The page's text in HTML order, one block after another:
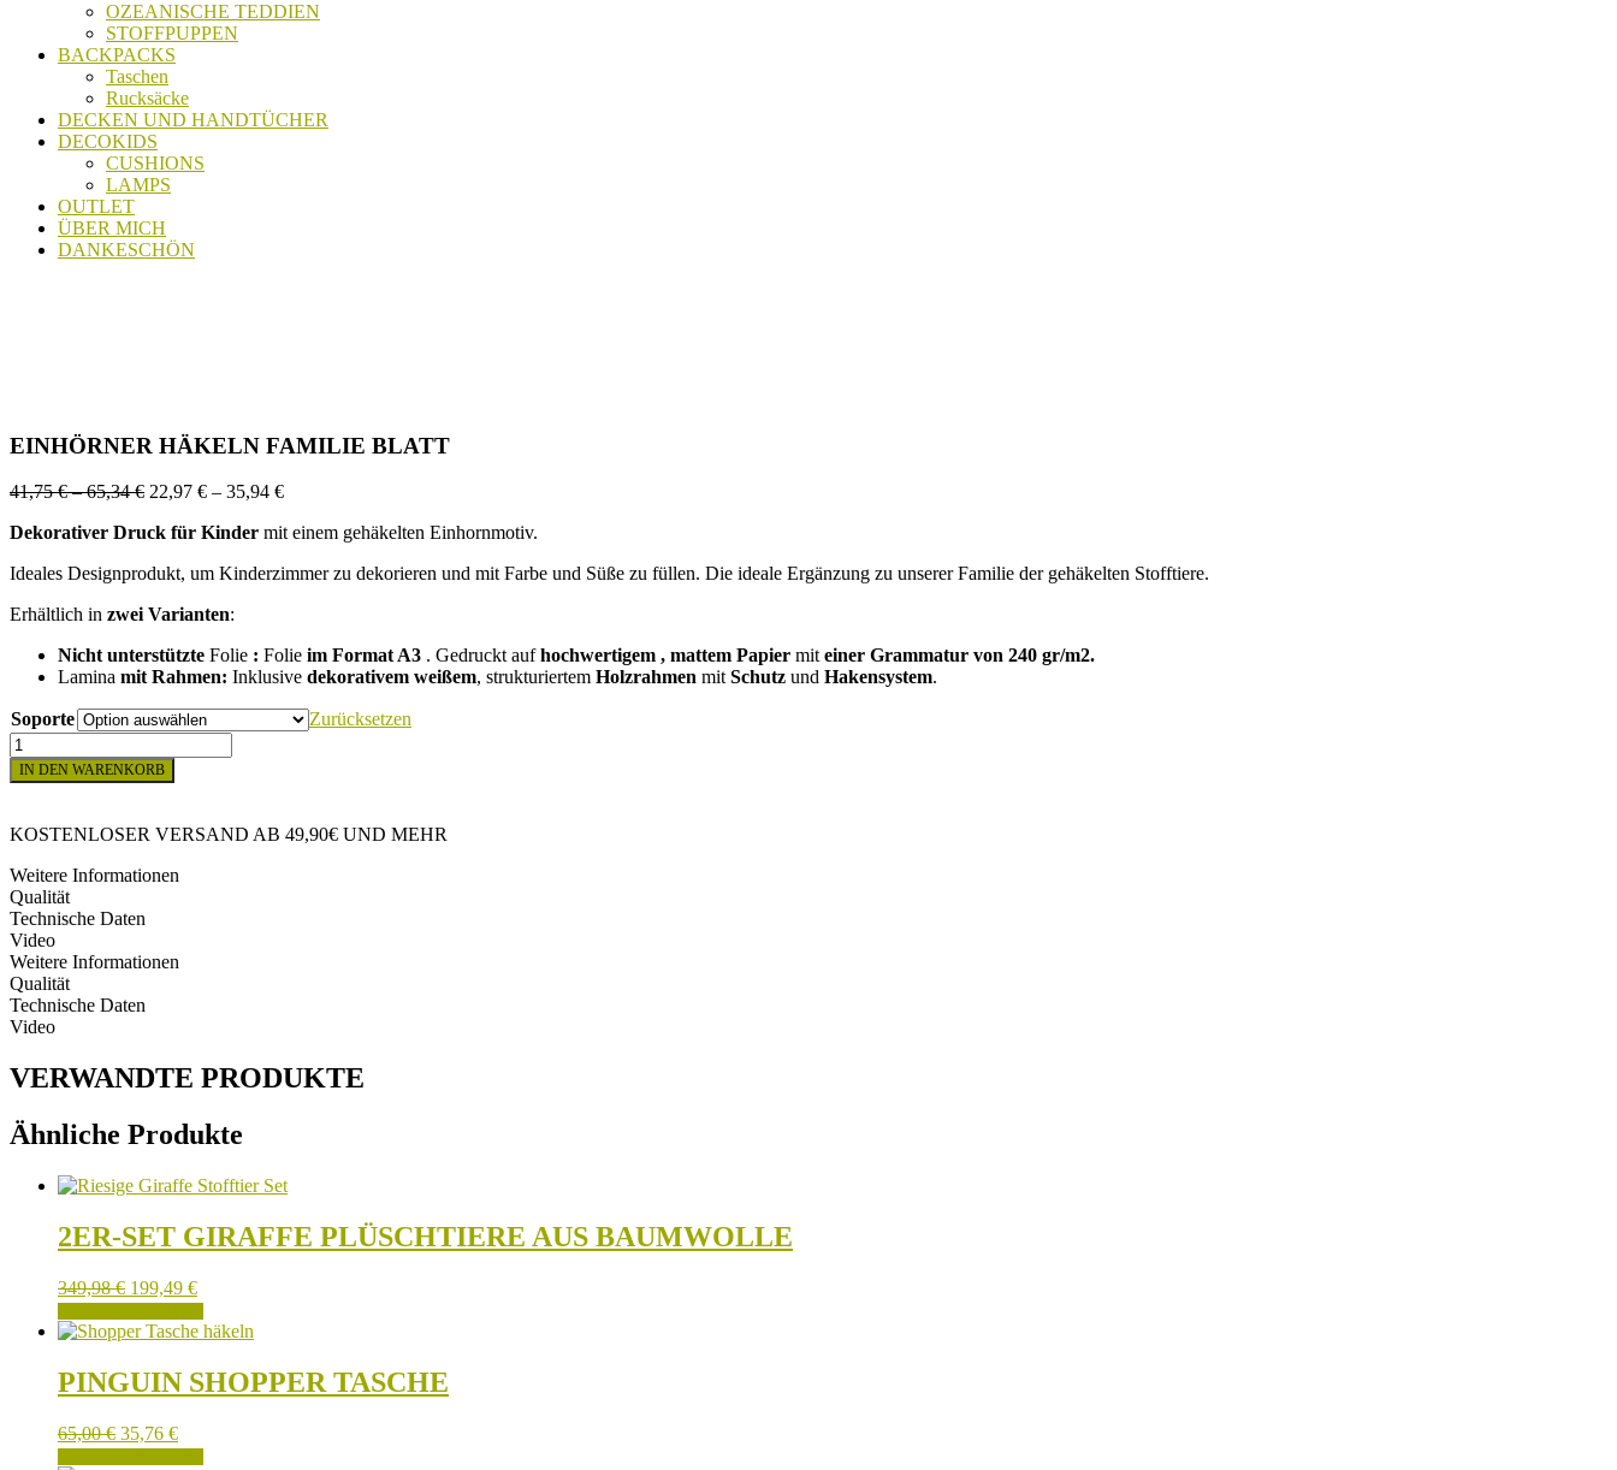
OZEANISCHE TEDDIEN
STOFFPUPPEN
BACKPACKS
Taschen
Rucksäcke
DECKEN UND HANDTÜCHER
DECOKIDS
CUSHIONS
LAMPS
OUTLET
ÜBER MICH
DANKESCHÖN
EINHÖRNER HÄKELN FAMILIE BLATT
41,75€ –65,34€Preisspanne:
bis
22,97 € – 35,94 €Preisspanne:
bis
Dekorativer Druck für Kinder mit einem gehäkelten Einhornmotiv.
Ideales Designprodukt, um Kinderzimmer zu dekorieren und mit Farbe und Süße zu füllen. Die ideale Ergänzung zu unserer Familie der gehäkelten Stofftiere.
Erhältlich in zwei Varianten:
Nicht unterstützte Folie : Folie im Format A3 . Gedruckt aufhochwertigem , mattem Papier miteiner Grammatur von 240 gr/m2.
Lamina mit Rahmen: Inklusive dekorativem weißem, strukturiertem Holzrahmen mitSchutz und Hakensystem.
Soporte
Zurücksetzen
EINHÖRNER
HÄKELN
FAMILIE
Menge
IN DEN WARENKORB
KOSTENLOSER VERSAND AB 49,90€ UND MEHR
Weitere Informationen
Qualität
Technische Daten
Video
Weitere Informationen
Qualität
Technische Daten
Video
VERWANDTE PRODUKTE
Ähnliche Produkte
2ER-SET GIRAFFE PLÜSCHTIERE AUS BAUMWOLLE
349,98€ 199,49 €
PINGUIN SHOPPER TASCHE
65,00€ 35,76 €